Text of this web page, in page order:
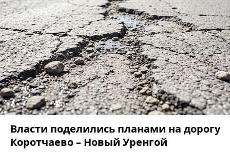
Власти поделились планами на дорогу
Коротчаево – Новый Уренгой